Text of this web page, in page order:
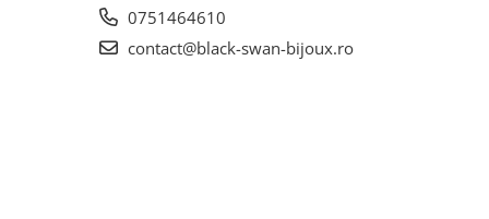
0751464610
contact@black-swan-bijoux.ro